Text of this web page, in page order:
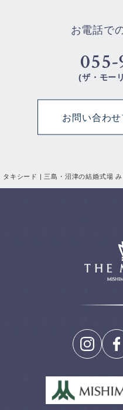
タキシード | 三島・沼津の結婚式場
お電話で
(ザ・モー
お問い合わ